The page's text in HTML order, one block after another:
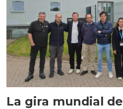
La gira mundial